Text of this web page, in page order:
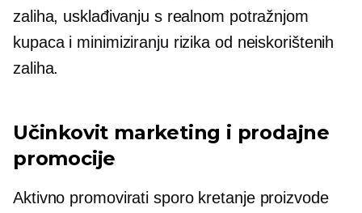
zaliha, usklađivanju s realnom potražnjom
kupaca i minimiziranju rizika od neiskorištenih
zaliha.
Učinkovit marketing i prodajne
promocije
Aktivno promovirati sporo kretanjeproizvode